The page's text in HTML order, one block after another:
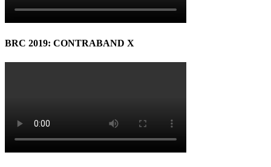
BRC 2019: CONTRABAND X